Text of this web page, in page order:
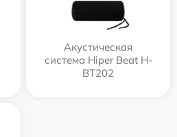
Акустическая
система Hiper Beat H-
BT202